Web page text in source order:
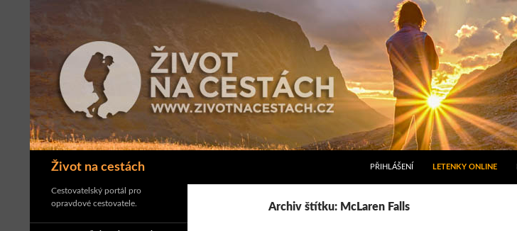
Život na cestách
Hledat
PŘIHLÁŠENÍ LETENKY ONLINE
Archiv štítku: McLaren Falls
Cestovatelský portál pro
opravdové cestovatele.